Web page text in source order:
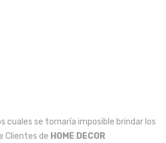
cuales se tornaría imposible brindar los
Clientes de HOME DECOR